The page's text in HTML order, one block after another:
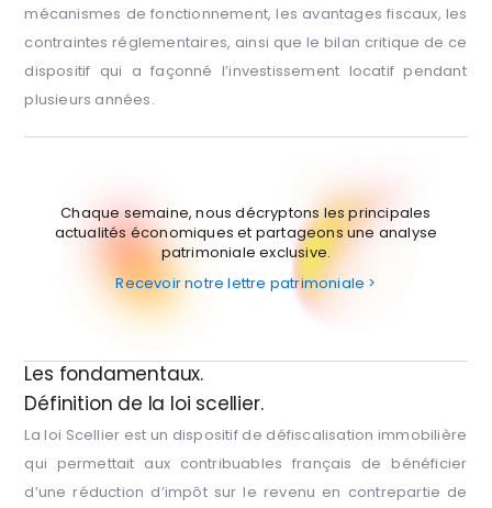
mécanismes de fonctionnement, les avantages fiscaux, les
contraintes réglementaires, ainsi que le bilan critique de ce
dispositif qui a façonné l’investissement locatif pendant
plusieurs années.
Chaque semaine, nous décryptons les principales
actualités économiques et partageons une analyse
patrimoniale exclusive.
Recevoir notre lettre patrimoniale >
Les fondamentaux.
Définition de la loi scellier.
La loi Scellier est un dispositif de défiscalisation immobilière
qui permettait aux contribuables français de bénéficier
d’une réduction d’impôt sur le revenu en contrepartie de